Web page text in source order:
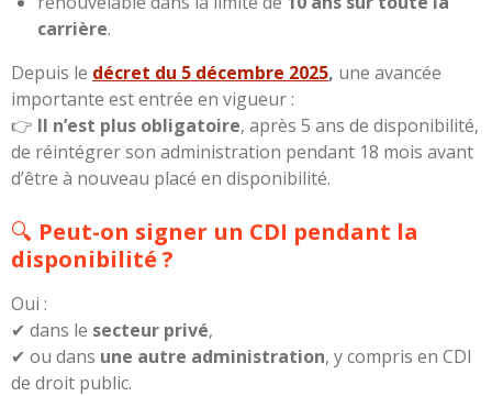
carrière.
Depuis le décret du 5 décembre 2025, une avancée
importante est entrée en vigueur :
👉 Il n’est plus obligatoire, après 5 ans de disponibilité,
de réintégrer son administration pendant 18 mois avant
d’être à nouveau placé en disponibilité.
🔍 Peut-on signer un CDI pendant la
disponibilité ?
Oui :
✔ dans le secteur privé,
✔ ou dans une autre administration, y compris en CDI
de droit public.